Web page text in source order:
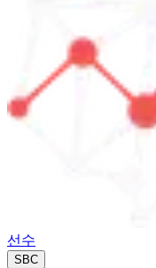
선수
SBC